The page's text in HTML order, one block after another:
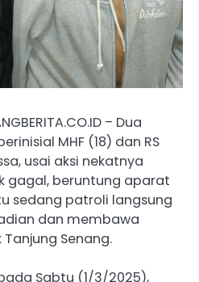
– Dua
MHF (18) dan RS
usai aksi nekatnya
gagal, beruntung aparat
sedang patroli langsung
dan membawa
Senang.
Sabtu (1/3/2025),